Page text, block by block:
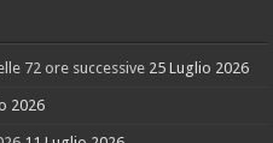
72 ore successive 25 Luglio 2026
2026